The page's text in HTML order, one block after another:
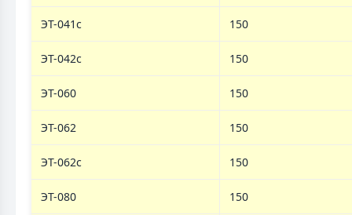
ЭТ-041с 150
ЭТ-042с 150
ЭТ-060 150
ЭТ-062 150
ЭТ-062c 150
ЭТ-080 150